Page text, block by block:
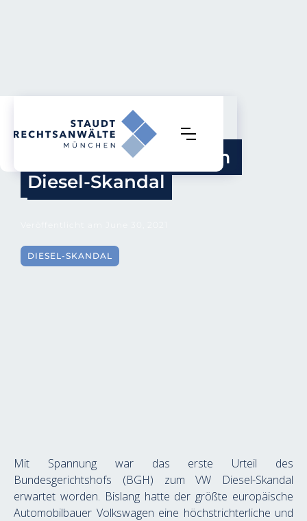
BGH stärkt
Verbraucherrechte im
Diesel-Skandal
DIESEL-SKANDAL
Mit Spannung war das erste Urteil des
Bundesgerichtshofs (BGH) zum VW Diesel-Skandal
erwartet worden. Bislang hatte der größte europäische
Automobilbauer Volkswagen eine höchstrichterliche und